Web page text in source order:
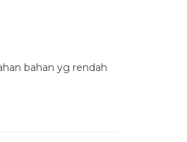
bahan yg rendah